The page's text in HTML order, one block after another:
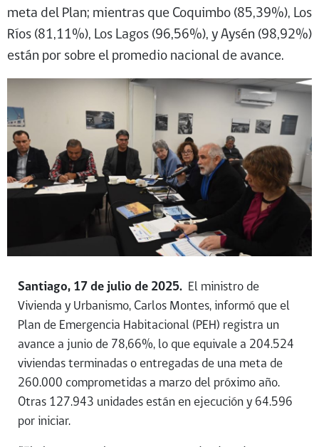
meta del Plan; mientras que Coquimbo (85,39%), Los
Ríos (81,11%), Los Lagos (96,56%), y Aysén (98,92%)
están por sobre el promedio nacional de avance.
Santiago, 17 de julio de 2025. El ministro de
Vivienda y Urbanismo, Carlos Montes, informó que el
Plan de Emergencia Habitacional (PEH) registra un
avance a junio de 78,66%, lo que equivale a 204.524
viviendas terminadas o entregadas de una meta de
260.000 comprometidas a marzo del próximo año.
Otras 127.943 unidades están en ejecución y 64.596
por iniciar.